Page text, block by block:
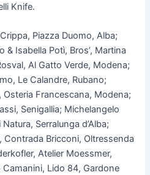
Knife.
Piazza Duomo, Alba;
& Isabella Potì, Bros’, Martina
Al Gatto Verde, Modena;
Le Calandre, Rubano;
Osteria Francescana, Modena;
Senigallia; Michelangelo
Serralunga d’Alba;
Contrada Bricconi, Oltressenda
Atelier Moessmer,
Camanini, Lido 84, Gardone